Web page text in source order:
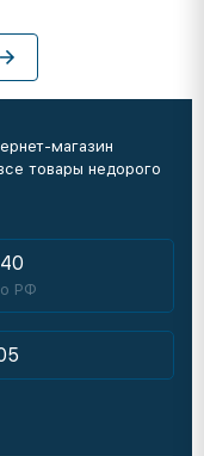
магазин
товары недорого
РФ